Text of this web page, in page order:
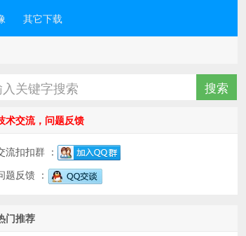
其它下载
术交流，问题反馈
流扣扣群 ：
题反馈 ：
门推荐